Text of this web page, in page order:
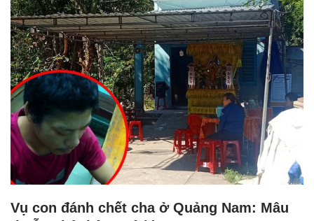
Vụ con đánh chết cha ở Quảng Nam: Mâu